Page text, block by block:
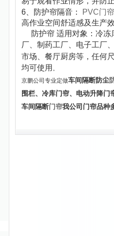
6、防护帘隔音：
PVC门帘
高作业空间舒适感及生产
防护帘 适用对象：冷冻
厂、制药工厂、电子工厂
市场、餐厅厨房等，任何
均可使用 。
京鹏公司专业定做车间隔断防尘
围栏、冷库门帘、电动升降门
车间隔断门帘我公司门帘品种